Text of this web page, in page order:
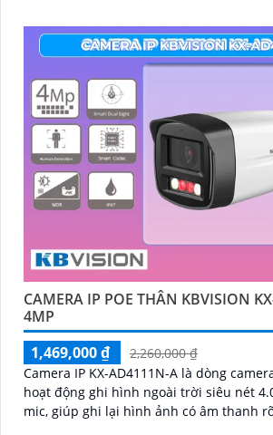
CAMERA IP POE THÂN KBVISION
4MP
1,469,000 ₫
2,260,000 ₫
Camera IP KX-AD4111N-A là dòng
hoạt động ghi hình ngoài trời siêu nét
mic, giúp ghi lại hình ảnh có âm thanh